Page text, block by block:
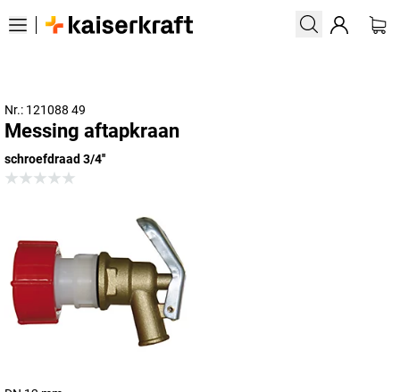
Nr.: 121088 49
Messing aftapkraan
schroefdraad 3/4''